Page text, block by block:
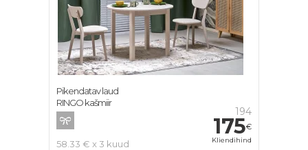
194
175€
Kliendihind
58.33 € x 3 kuud
Pikendatav laud
RINGO kašmiir